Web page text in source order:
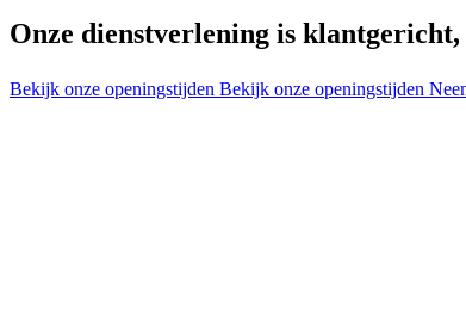
Onze dienstverlening is
Bekijk onze openingstijden Bekijk onze openingstijden